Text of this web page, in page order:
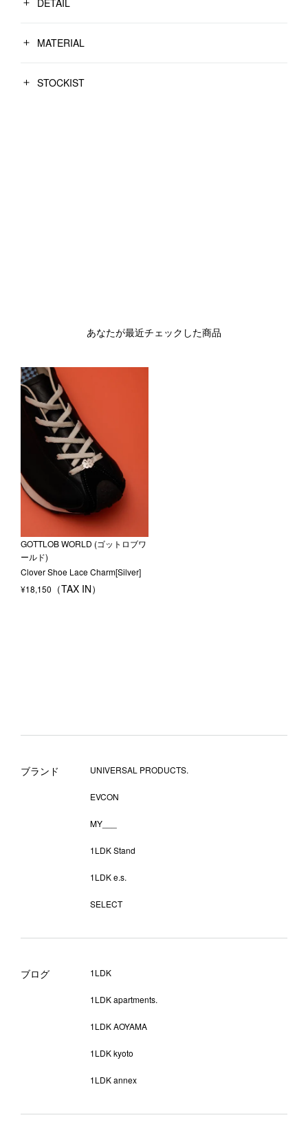
MATERIAL
STOCKIST
あなたが最近チェックした商品
GOTTLOB WORLD (ゴットロブワ
ールド)
Clover Shoe Lace Charm[Silver]
¥18,150
ブランド UNIVERSAL PRODUCTS.
EVCON
MY___
1LDK Stand
1LDK e.s.
SELECT
ブログ 1LDK
1LDK apartments.
1LDK AOYAMA
1LDK kyoto
1LDK annex